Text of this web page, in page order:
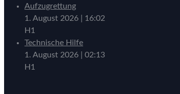
Aufzugrettung
1. August 2026
16:02
H1
Technische Hilfe
1. August 2026
02:13
H1